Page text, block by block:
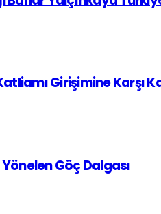
Girişimine Karşı
Göç Dalgası